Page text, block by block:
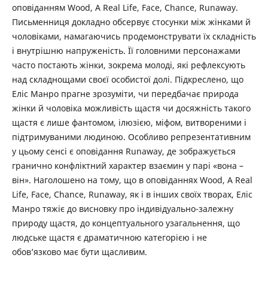
оповіданням Wood, A Real Life, Face, Chance, Runaway.
Письменниця докладно обсервує стосунки між жінками й
чоловіками, намагаючись продемонструвати їх складність
і внутрішню напруженість. Її головними персонажами
часто постають жінки, зокрема молоді, які рефлексують
над складнощами своєї особистої долі. Підкреслено, що
Еліс Манро прагне зрозуміти, чи передбачає природа
жінки й чоловіка можливість щастя чи досяжність такого
щастя є лише фантомом, ілюзією, міфом, витвореними і
підтримуваними людиною. Особливо репрезентативним
у цьому сенсі є оповідання Runaway, де зображується
гранично конфліктний характер взаємин у парі «вона –
він». Наголошено на тому, що в оповіданнях Wood, A Real
Life, Face, Chance, Runaway, як і в інших своїх творах, Еліс
Манро тяжіє до висновку про індивідуально-залежну
природу щастя, до концептуального узагальнення, що
людське щастя є драматичною категорією і не
обов’язково має бути щасливим.